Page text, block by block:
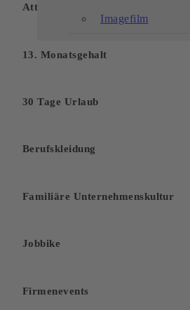
Imagefilm
Attraktive Sonderleistungen
13. Monatsgehalt
30 Tage Urlaub
Berufskleidung
Familiäre Unternehmenskultur
Jobbike
Firmenevents